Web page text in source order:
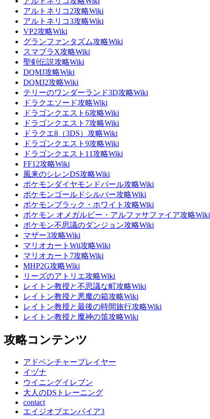
アルトネリコ2攻略Wiki
アルトネリコ3攻略Wiki
VP2攻略Wiki
グランファンタズム攻略Wiki
スマブラX攻略Wiki
聖剣伝説攻略Wiki
DQMJ攻略Wiki
DQMJ2攻略Wiki
テリーのワンダーランド3D攻略Wiki
ドラクエソード攻略Wiki
ドラゴンクエスト6攻略Wiki
ドラゴンクエスト7攻略Wiki
ドラクエ8（3DS）攻略Wiki
ドラゴンクエスト9攻略Wiki
ドラゴンクエスト11攻略Wiki
FF12攻略Wiki
風来のシレンDS攻略Wiki
ポケモンダイヤモンドパール攻略Wiki
ポケモンゴールドシルバー攻略Wiki
ポケモンブラック・ホワイト攻略Wiki
ポケモン オメガルビー・アルファサファイア攻略Wiki
ポケモン不思議のダンジョン攻略Wiki
マザー3攻略Wiki
マリオカートWii攻略Wiki
マリオカート7攻略Wiki
MHP2G攻略Wiki
リーズのアトリエ攻略Wiki
レイトン教授と不思議な町攻略Wiki
レイトン教授と悪魔の箱攻略Wiki
レイトン教授と最後の時間旅行攻略Wiki
レイトン教授と魔神の笛攻略Wiki
攻略コンテンツ
アドベンチャープレイヤー
イヅナ
ウイニングイレブン
大人のDSトレーニング
contact
エイジオブエンパイア3